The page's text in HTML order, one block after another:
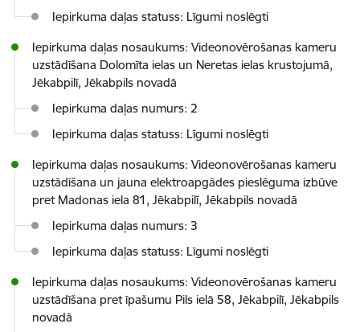
Iepirkuma daļas statuss: Līgumi noslēgti
Iepirkuma daļas nosaukums: Videonovērošanas kameru
uzstādīšana Dolomīta ielas un Neretas ielas krustojumā,
Jēkabpilī, Jēkabpils novadā
Iepirkuma daļas numurs: 2
Iepirkuma daļas statuss: Līgumi noslēgti
Iepirkuma daļas nosaukums: Videonovērošanas kameru
uzstādīšana un jauna elektroapgādes pieslēguma izbūve
pret Madonas iela 81, Jēkabpilī, Jēkabpils novadā
Iepirkuma daļas numurs: 3
Iepirkuma daļas statuss: Līgumi noslēgti
Iepirkuma daļas nosaukums: Videonovērošanas kameru
uzstādīšana pret īpašumu Pils ielā 58, Jēkabpilī, Jēkabpils
novadā